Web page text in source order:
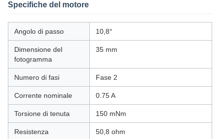
Specifiche del motore
Angolo di passo 10,8°
Dimensione del
fotogramma
35 mm
Numero di fasi Fase 2
Corrente nominale 0.75 A
Torsione di tenuta 150 mNm
Resistenza 50,8 ohm